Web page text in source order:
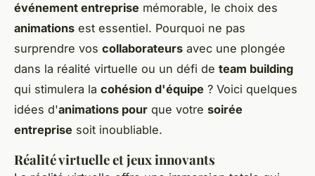
événement entreprise mémorable, le choix des
animations est essentiel. Pourquoi ne pas
surprendre vos collaborateurs avec une plongée
dans la réalité virtuelle ou un défi de team building
qui stimulera la cohésion d'équipe ? Voici quelques
idées d'animations pour que votre soirée
entreprise soit inoubliable.
Réalité virtuelle et jeux innovants